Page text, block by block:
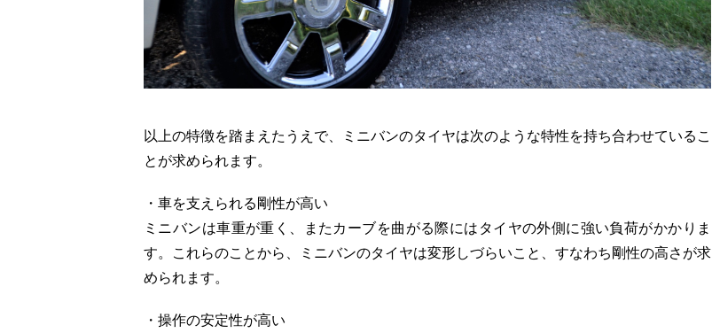
以上の特徴を踏まえたうえで、ミニバンのタイヤは次のような特性を持ち合わせているこ
とが求められます。
・車を支えられる剛性が高い
ミニバンは車重が重く、またカーブを曲がる際にはタイヤの外側に強い負荷がかかりま
す。これらのことから、ミニバンのタイヤは変形しづらいこと、すなわち剛性の高さが求
められます。
・操作の安定性が高い